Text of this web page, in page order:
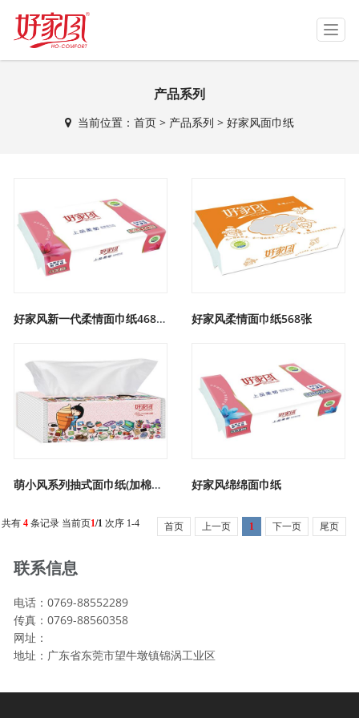
T
o
g
o
产品系列
当前位置： 首页> 产品系列 > 好家风面巾纸
好家风新一代柔情面巾纸468张 好家风柔情面巾纸568张
萌小风系列抽式面巾纸(加棉花纤 好家风绵绵面巾纸
共有4 条记录 当前页1/1 次序 1-4 首页 上一页 1 下一页 尾页
联系信息
电话：0769-88552289
传真：0769-88560358
网址：
地址：广东省东莞市望牛墩镇锦涡工业区